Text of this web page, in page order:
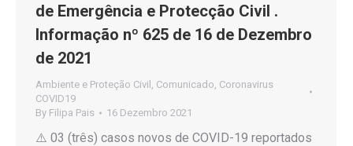
de Emergência e Protecção Civil .
Informação nº 625 de 16 de Dezembro
de 2021
Ambiente e Proteção Civil Comunicado Coronavirus
COVID19
By Filipa Pais 16 Dezembro 2021
⚠️ 03 (três) casos novos de COVID-19 reportados